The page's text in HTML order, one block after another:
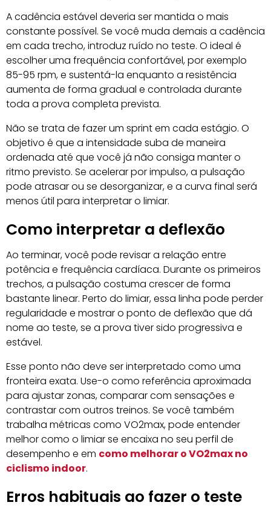
A cadência estável deveria ser mantida o mais
constante possível. Se você muda demais a cadência
em cada trecho, introduz ruído no teste. O ideal é
escolher uma frequência confortável, por exemplo
85-95 rpm, e sustentá-la enquanto a resistência
aumenta de forma gradual e controlada durante
toda a prova completa prevista.
Não se trata de fazer um sprint em cada estágio. O
objetivo é que a intensidade suba de maneira
ordenada até que você já não consiga manter o
ritmo previsto. Se acelerar por impulso, a pulsação
pode atrasar ou se desorganizar, e a curva final será
menos útil para interpretar o limiar.
Como interpretar a deflexão
Ao terminar, você pode revisar a relação entre
potência e frequência cardíaca. Durante os primeiros
trechos, a pulsação costuma crescer de forma
bastante linear. Perto do limiar, essa linha pode perder
regularidade e mostrar o ponto de deflexão que dá
nome ao teste, se a prova tiver sido progressiva e
estável.
Esse ponto não deve ser interpretado como uma
fronteira exata. Use-o como referência aproximada
para ajustar zonas, comparar com sensações e
contrastar com outros treinos. Se você também
trabalha métricas como VO2max, pode entender
melhor como o limiar se encaixa no seu perfil de
desempenho e em como melhorar o VO2max no
ciclismo indoor.
Erros habituais ao fazer o teste